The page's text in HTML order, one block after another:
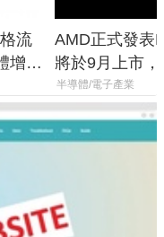
流
增強
AMD正式發表
將於9月上市
Max系列處理
半導體/電子產業